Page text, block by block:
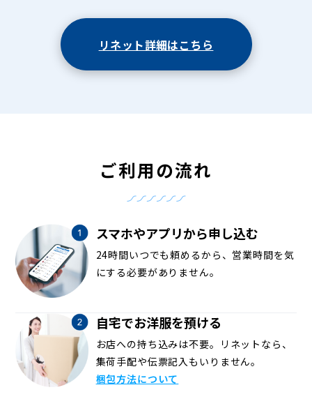
リネット詳細はこちら
ご利用の流れ
スマホやアプリから申し込む
24時間いつでも頼めるから、営業時間を気
にする必要がありません。
自宅でお洋服を預ける
お店への持ち込みは不要。リネットなら、
集荷手配や伝票記入もいりません。
梱包方法について